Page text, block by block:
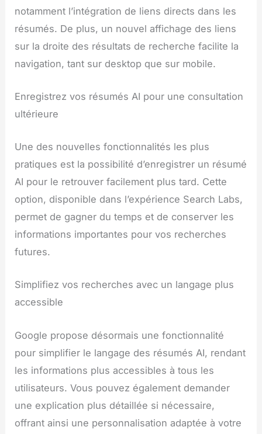
notamment l’intégration de liens directs dans les
résumés. De plus, un nouvel affichage des liens
sur la droite des résultats de recherche facilite la
navigation, tant sur desktop que sur mobile.
Enregistrez vos résumés AI pour une consultation
ultérieure
Une des nouvelles fonctionnalités les plus
pratiques est la possibilité d’enregistrer un résumé
AI pour le retrouver facilement plus tard. Cette
option, disponible dans l’expérience Search Labs,
permet de gagner du temps et de conserver les
informations importantes pour vos recherches
futures.
Simplifiez vos recherches avec un langage plus
accessible
Google propose désormais une fonctionnalité
pour simplifier le langage des résumés AI, rendant
les informations plus accessibles à tous les
utilisateurs. Vous pouvez également demander
une explication plus détaillée si nécessaire,
offrant ainsi une personnalisation adaptée à votre